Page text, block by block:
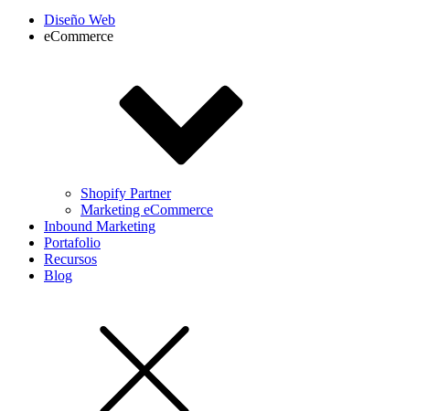
Diseño Web
eCommerce
Shopify Partner
Marketing eCommerce
Inbound Marketing
Portafolio
Recursos
Blog